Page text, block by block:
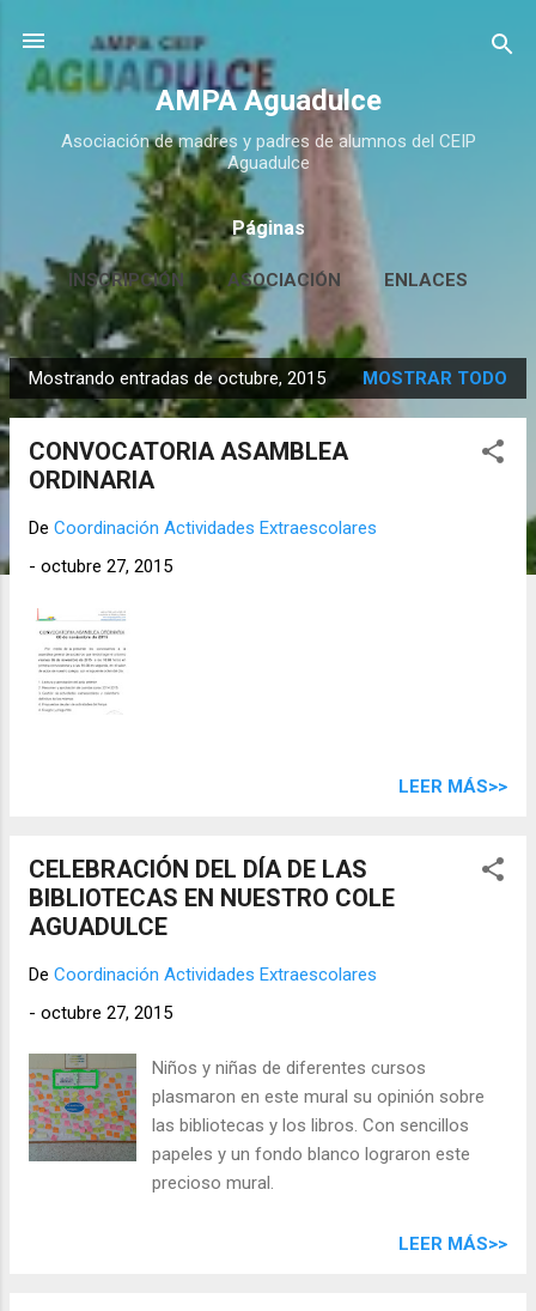
Ir al contenido principal
AMPA Aguadulce
Asociación de madres y padres de alumnos del CEIP
Aguadulce
Páginas
INSCRIPCIÓN ASOCIACIÓN ENLACES
CONTACTO MÁS… HUERTO ESCOLAR
E
n
Mostrando entradas de octubre, 2015 MOSTRAR TODO
CONVOCATORIA ASAMBLEA
ORDINARIA
De Coordinación Actividades Extraescolares
- octubre 27, 2015
LEER MÁS>>
CELEBRACIÓN DEL DÍA DE LAS
BIBLIOTECAS EN NUESTRO COLE
AGUADULCE
De Coordinación Actividades Extraescolares
- octubre 27, 2015
Niños y niñas de diferentes cursos
plasmaron en este mural su opinión sobre
las bibliotecas y los libros. Con sencillos
papeles y un fondo blanco lograron este
precioso mural.
LEER MÁS>>